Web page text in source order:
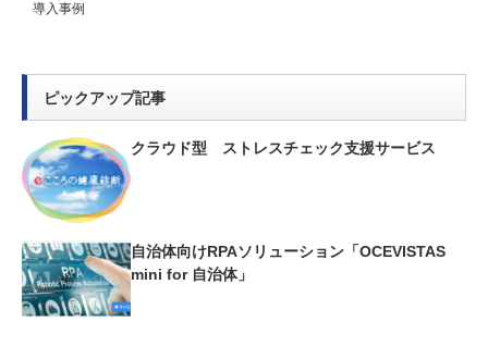
導入事例
ピックアップ記事
クラウド型 ストレスチェック支援サービス
自治体向けRPAソリューション「OCEVISTAS
mini for 自治体」